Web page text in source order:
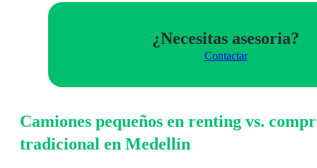
¿Necesitas asesoria?
Contactar
Camiones pequeños en renting vs.
tradicional en Medellín